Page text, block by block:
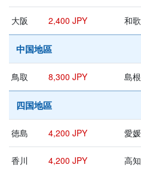
大阪 2,400 JPY 和
中国地區
鳥取 8,300 JPY 島根
四国地區
徳島 4,200 JPY 愛媛
香川 4,200 JPY 高知